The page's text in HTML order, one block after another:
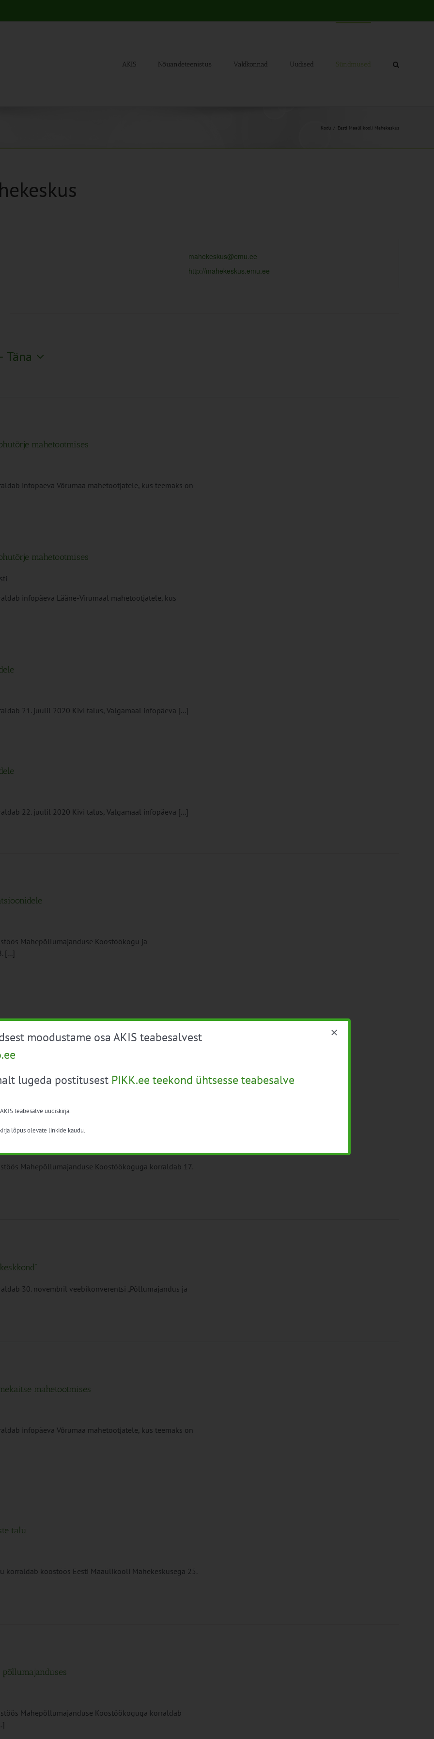
AKIS Nõuandeteenistus Valdkonnad Uudised Sündmused
Kodu Eesti Maaülikooli Mahekeskus
mahekeskus@emu.ee
http://mahekeskus.emu.ee
- Täna
mahetootmises
infopäeva Võrumaa mahetootjatele, kus teemaks on
mahetootmises
infopäeva Lääne-Virumaal mahetootjatele, kus
21. juulil 2020 Kivi talus, Valgamaal infopäeva [...]
22. juulil 2020 Kivi talus, Valgamaal infopäeva [...]
Mahepõllumajanduse Koostöökogu ja
[...]
9. septembril Tallinnas mahetoodete turunduse
esindajatele
Mahepõllumajanduse Koostöökoguga korraldab 17.
30. novembril veebikonverentsi „Põllumajandus ja
mahetootmises
infopäeva Võrumaa mahetootjatele, kus teemaks on
talu
korraldab koostöös Eesti Maaülikooli Mahekeskusega 25.
Mahepõllumajanduse Koostöökoguga korraldab
moodustame osa AKIS teabesalvest
lugeda postitusest PIKK.ee teekond ühtsesse teabesalve
teabesalve uudiskirja.
lõpus olevate linkide kaudu.